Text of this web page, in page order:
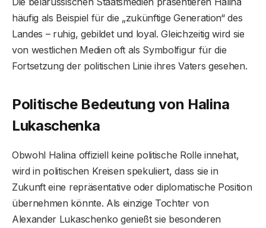
häufig als Beispiel für die „zukünftige Generation“ des
Landes – ruhig, gebildet und loyal. Gleichzeitig wird sie
von westlichen Medien oft als Symbolfigur für die
Fortsetzung der politischen Linie ihres Vaters gesehen.
Politische Bedeutung von Halina
Lukaschenka
Obwohl Halina offiziell keine politische Rolle innehat,
wird in politischen Kreisen spekuliert, dass sie in
Zukunft eine repräsentative oder diplomatische Position
übernehmen könnte. Als einzige Tochter von
Alexander Lukaschenko genießt sie besonderen